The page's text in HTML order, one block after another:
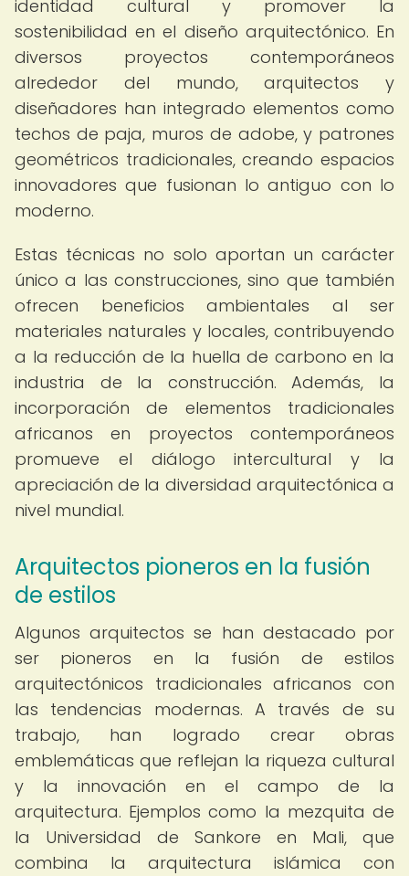
identidad cultural y promover la
sostenibilidad en el diseño arquitectónico. En
diversos proyectos contemporáneos
alrededor del mundo, arquitectos y
diseñadores han integrado elementos como
techos de paja, muros de adobe, y patrones
geométricos tradicionales, creando espacios
innovadores que fusionan lo antiguo con lo
moderno.
Estas técnicas no solo aportan un carácter
único a las construcciones, sino que también
ofrecen beneficios ambientales al ser
materiales naturales y locales, contribuyendo
a la reducción de la huella de carbono en la
industria de la construcción. Además, la
incorporación de elementos tradicionales
africanos en proyectos contemporáneos
promueve el diálogo intercultural y la
apreciación de la diversidad arquitectónica a
nivel mundial.
Arquitectos pioneros en la fusión
de estilos
Algunos arquitectos se han destacado por
ser pioneros en la fusión de estilos
arquitectónicos tradicionales africanos con
las tendencias modernas. A través de su
trabajo, han logrado crear obras
emblemáticas que reflejan la riqueza cultural
y la innovación en el campo de la
arquitectura. Ejemplos como la mezquita de
la Universidad de Sankore en Mali, que
combina la arquitectura islámica con